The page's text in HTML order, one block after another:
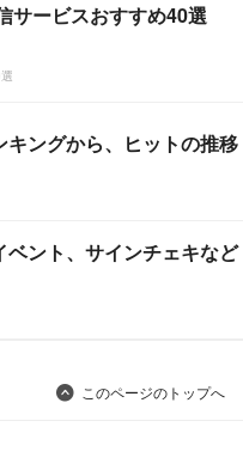
サービスおすすめ40選
キングから、ヒットの推移
ベント、サインチェキなど
このページのトップへ